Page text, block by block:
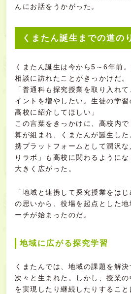
んにお話をうかがった。
くまたん誕生までの道の
くまたん誕生は今から5～6年前
相談に訪れたことがきっかけだ。
「普通科も探究授業を取り入れ
イントを増やしたい。生徒の学
高校に紹介してほしい」
この言葉をきっかけに、高校内
算が組まれ、くまたんが誕生し
携プラットフォームとして潤沢
りラボ 」も高校に関わるように
大きく広がった。
「地域と連携して探究授業をは
の思いから、役場を起点とした
ーチが始まったのだ。
地域に広がる探究学習
くまたんでは、地域の課題を解
次々と生まれた。しかし、授業
を実現したり継続したりすること